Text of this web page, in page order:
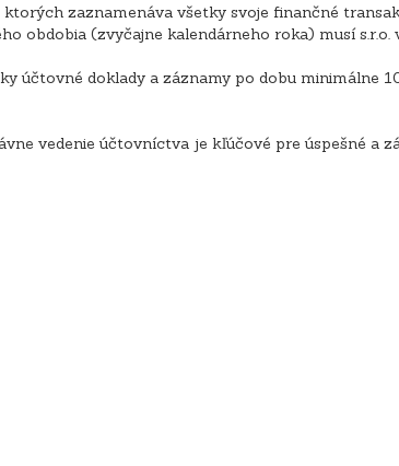
zaznamenáva všetky svoje finančné
obdobia (zvyčajne kalendárneho roka) musí
účtovné doklady a záznamy po dobu minimálne
vedenie účtovníctva je kľúčové pre úspešné a